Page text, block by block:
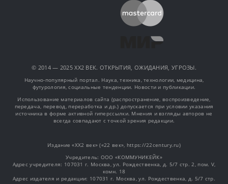
© 2014 — 2025 XX2 ВЕК. ОТКРЫТИЯ, ОЖИДАНИЯ, УГРОЗЫ.
Научно-популярный портал. Наука, техника, технологии, медицина,
футурология, социальные тенденции. Новости и публикации.
Использование материалов сайта (распространение, воспроизведение,
передача, перевод, переработка и др.) допускается при условии указания
источника в форме активной гиперссылки. Мнения и взгляды авторов не
всегда совпадают с точкой зрения редакции.
Издание «XX2 век» («22 век», https://22century.ru)
Учредитель: OOO «КОММУНИКЕЙК»
Адрес учредителя: 107031 г. Москва, ул. Рождественка, д. 5/7 стр. 2, пом. V,
комн. 18
Адрес издателя и редакции: 107031 г. Москва, ул. Рождественка, д. 5/7 стр.